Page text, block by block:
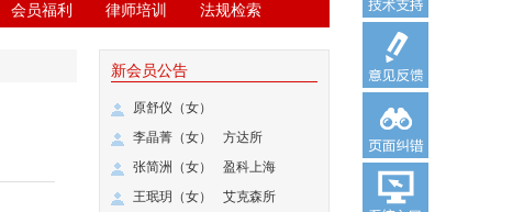
会员福利 律师培训 法规检索
新会员公告
原舒仪（女）
李晶菁（女）
方达所
张简洲（女）
盈科上海
王珉玥（女）
艾克森所